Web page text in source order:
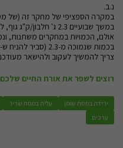
נ.ב.
במקרה הספציפי של מחקר זה (של
אולם, הכמויות במחקרים משתנות,
צריך להמשיך לעקוב ולהישאר
רוצים לשפר את אורח החיים
ירידה במסת שומן עליה במסת שריר
ערכים